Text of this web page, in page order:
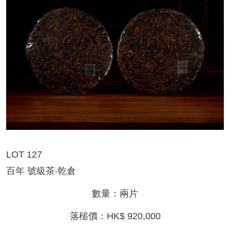
LOT 127
百年 號級茶‧乾倉
數量：兩片
落槌價：HK$ 920,000